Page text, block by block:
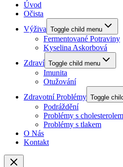
Úvod
Očista
Výživa Toggle child menu
Fermentované Potraviny
Kyselina Askorbová
Zdraví Toggle child menu
Imunita
Otužování
Zdravotní Problémy Toggle
Podráždění
Problémy s cholesterolem
Problémy s tlakem
O Nás
Kontakt